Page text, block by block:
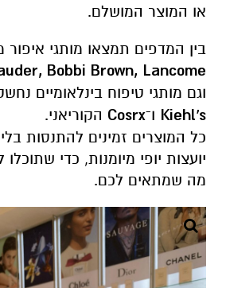
או המוצר המושלם.
בין המדפים תמצאו מותגי איפור
Bobbi Brown, Lancome
וגם מותגי טיפוח בינלאומיים
Kiehl's ו־Cosrx הקוריאני.
כל המוצרים זמינים להתנסות
יועצות יופי מיומנות, כדי
מה שמתאים לכם.